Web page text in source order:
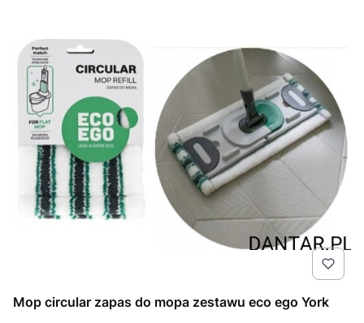
Mop circular zapas do mopa zestawu eco ego York